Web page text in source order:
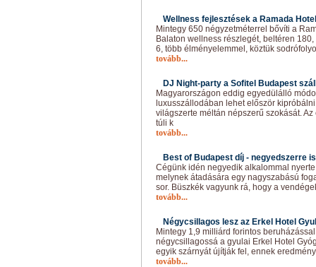
Wellness fejlesztések a Ramada
Mintegy 650 négyzetméterrel bővíti a
Balaton wellness részlegét, beltéren
6, több élményelemmel, köztük
tovább...
DJ Night-party a Sofitel Budapest
Magyarországon eddig egyedülálló
luxusszállodában lehet először
világszerte méltán népszerű szokását.
túli k
tovább...
Best of Budapest díj - negyedszerre
Cégünk idén negyedik alkalommal
melynek átadására egy nagyszabású
sor. Büszkék vagyunk rá, hogy a
tovább...
Négycsillagos lesz az Erkel Hotel
Mintegy 1,9 milliárd forintos
négycsillagossá a gyulai Erkel Hotel
egyik szárnyát újítják fel, ennek
tovább...